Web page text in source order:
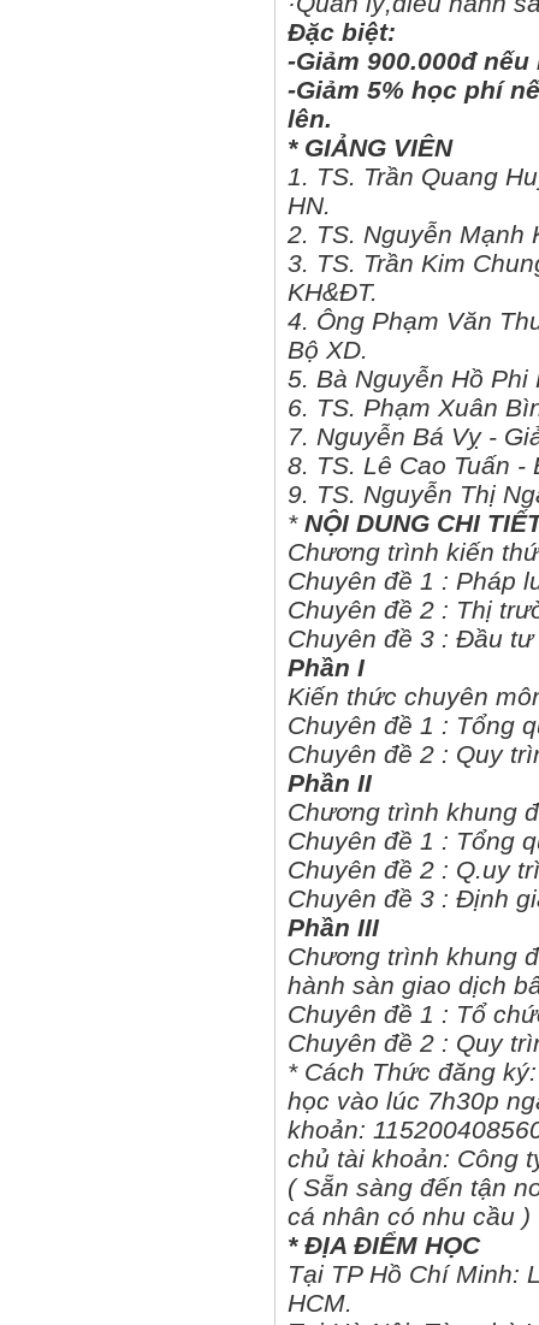
Đặc biệt:
-Giảm 900.000đ
-Giảm 5% học phí
lên.
* GIẢNG VIÊN
1. TS. Trần Quang
HN.
2. TS. Nguyễn Mạnh
3. TS. Trần Kim
KH&ĐT.
4. Ông Phạm Văn
Bộ XD.
5. Bà Nguyễn Hồ
6. TS. Phạm Xuân
7. Nguyễn Bá Vỵ -
8. TS. Lê Cao Tuấn
9. TS. Nguyễn Thị
* NỘI DUNG CHI
Chương trình kiến
Chuyên đề 1 : Pháp
Chuyên đề 2 : Thị
Chuyên đề 3 : Đầu
Phần I
Kiến thức chuyên
Chuyên đề 1 : Tổng
Chuyên đề 2 : Quy
Phần II
Chương trình khung
Chuyên đề 1 : Tổng
Chuyên đề 2 : Q.uy
Chuyên đề 3 : Định
Phần III
Chương trình khung
hành sàn giao dịch
Chuyên đề 1 : Tổ
Chuyên đề 2 : Quy
* Cách Thức đăng
học vào lúc 7h30p
khoản:
chủ tài khoản: Công
( Sẵn sàng đến tận
cá nhân có nhu cầu )
* ĐỊA ĐIỂM HỌC
Tại TP Hồ Chí Minh:
HCM.